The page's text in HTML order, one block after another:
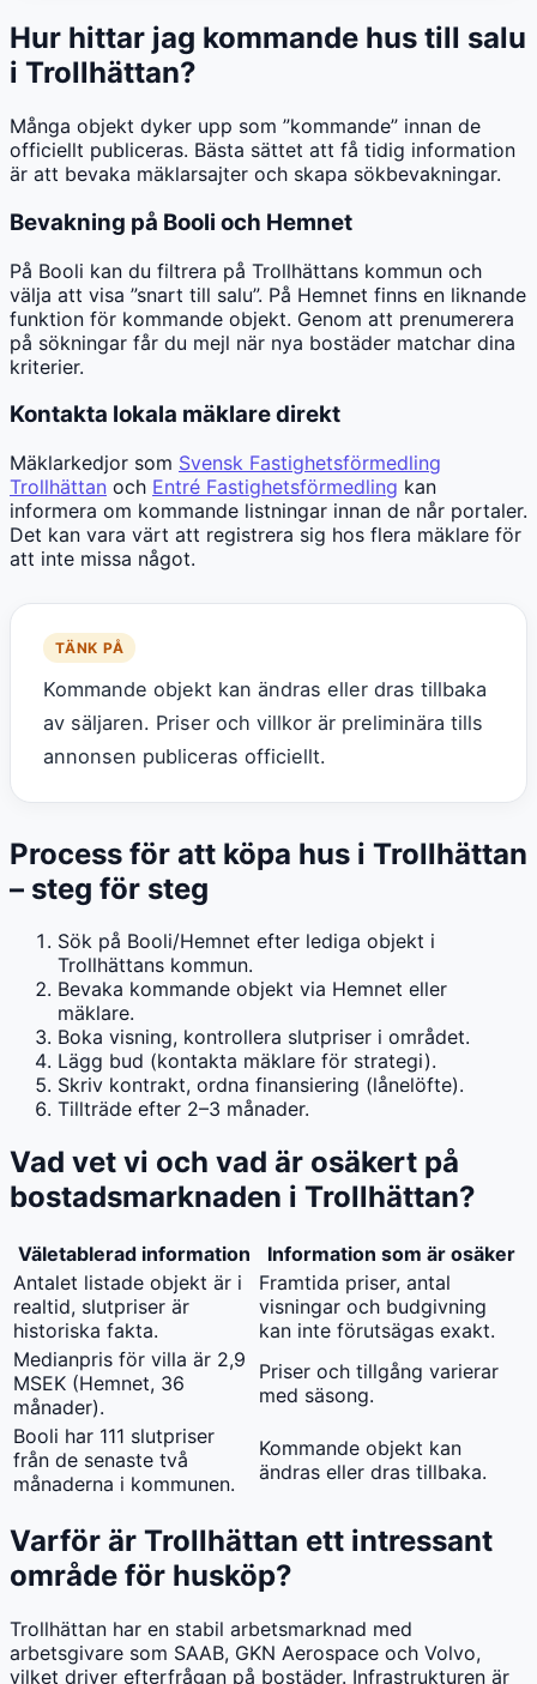
Hur hittar jag kommande hus till salu
i Trollhättan?
Många objekt dyker upp som ”kommande” innan de
officiellt publiceras. Bästa sättet att få tidig information
är att bevaka mäklarsajter och skapa sökbevakningar.
Bevakning på Booli och Hemnet
På Booli kan du filtrera på Trollhättans kommun och
välja att visa ”snart till salu”. På Hemnet finns en liknande
funktion för kommande objekt. Genom att prenumerera
på sökningar får du mejl när nya bostäder matchar dina
kriterier.
Kontakta lokala mäklare direkt
Mäklarkedjor som Svensk Fastighetsförmedling
Trollhättan och Entré Fastighetsförmedling kan
informera om kommande listningar innan de når portaler.
Det kan vara värt att registrera sig hos flera mäklare för
att inte missa något.
TÄNK PÅ
Kommande objekt kan ändras eller dras tillbaka
av säljaren. Priser och villkor är preliminära tills
annonsen publiceras officiellt.
Process för att köpa hus i Trollhättan
– steg för steg
Sök på Booli/Hemnet efter lediga objekt i
Trollhättans kommun.
Bevaka kommande objekt via Hemnet eller
mäklare.
Boka visning, kontrollera slutpriser i området.
Lägg bud (kontakta mäklare för strategi).
Skriv kontrakt, ordna finansiering (lånelöfte).
Tillträde efter 2–3 månader.
Vad vet vi och vad är osäkert på
bostadsmarknaden i Trollhättan?
Väletablerad information
Information som är osäker
Antalet listade objekt är i
realtid, slutpriser är
historiska fakta.
Framtida priser, antal
visningar och budgivning
kan inte förutsägas exakt.
Medianpris för villa är 2,9
MSEK (Hemnet, 36
månader).
Priser och tillgång varierar
med säsong.
Booli har 111 slutpriser
från de senaste två
månaderna i kommunen.
Kommande objekt kan
ändras eller dras tillbaka.
Varför är Trollhättan ett intressant
område för husköp?
Trollhättan har en stabil arbetsmarknad med
arbetsgivare som SAAB, GKN Aerospace och Volvo,
vilket driver efterfrågan på bostäder. Infrastrukturen är